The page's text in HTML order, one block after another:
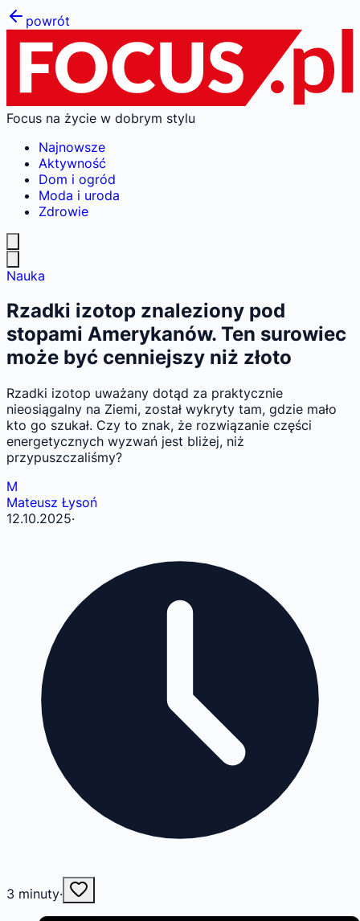
powrót
Focus na życie w dobrym stylu
Najnowsze
Aktywność
Dom i ogród
Moda i uroda
Zdrowie
Nauka
Rzadki izotop znaleziony pod
stopami Amerykanów. Ten surowiec
może być cenniejszy niż złoto
Rzadki izotop uważany dotąd za praktycznie
nieosiągalny na Ziemi, został wykryty tam, gdzie mało
kto go szukał. Czy to znak, że rozwiązanie części
energetycznych wyzwań jest bliżej, niż
przypuszczaliśmy?
M
Mateusz Łysoń
12.10.2025·
3 minuty·